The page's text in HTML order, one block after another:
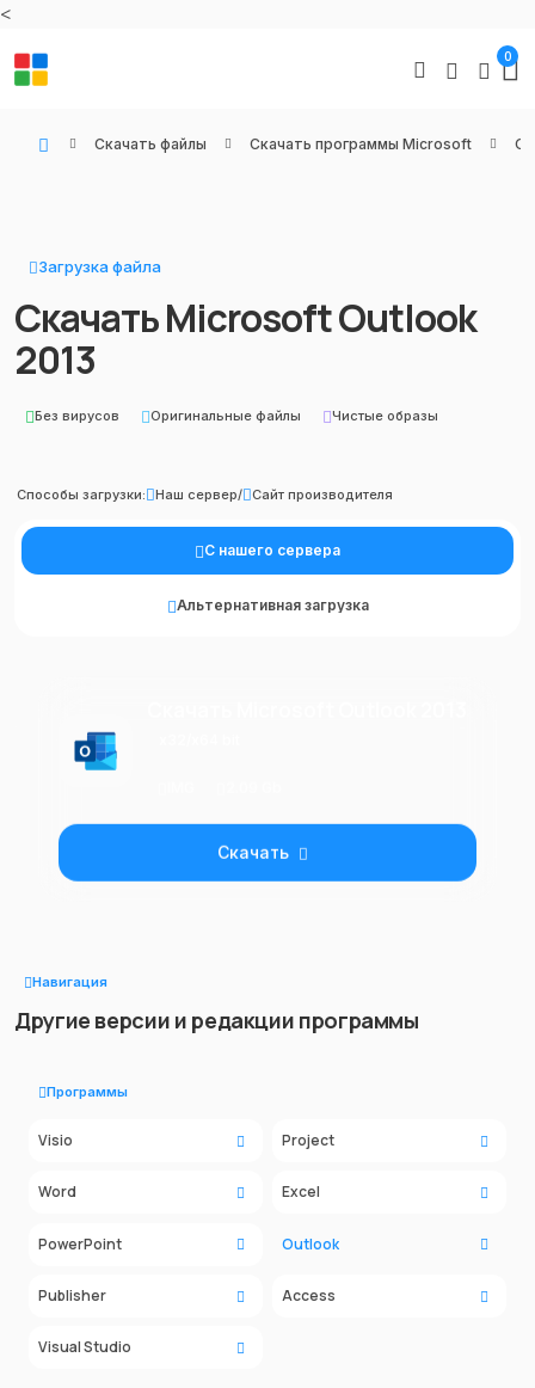
<
0
Скачать файлы Скачать программы Microsoft
Загрузка файла
Скачать Microsoft Outlook
2013
Без вирусов Оригинальные файлы Чистые образы
Способы загрузки: Наш сервер/ Сайт производителя
С нашего сервера
Альтернативная загрузка
Скачать
Навигация
Другие версии и редакции программы
Программы
Visio Project
Word Excel
PowerPoint Outlook
Publisher Access
Visual Studio